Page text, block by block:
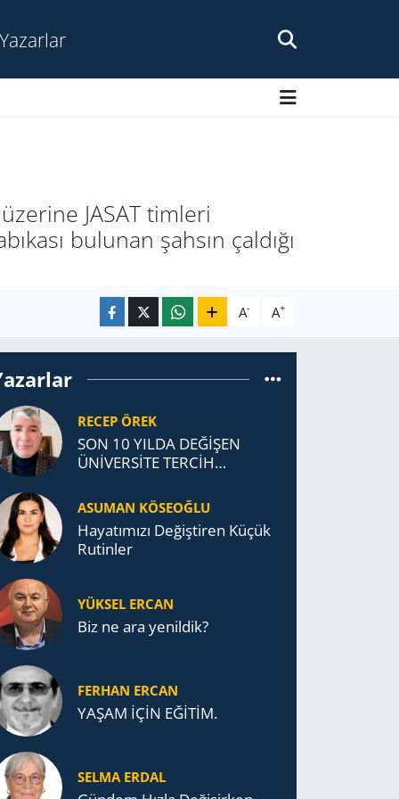
Yazarlar
JASAT timleri
bulunan şahsın çaldığı
A- A+
RECEP ÖREK
SON 10 YILDA DEĞİŞEN
ÜNİVERSİTE TERCİH
ASUMAN KÖSEOĞLU
Ha­ya­tı­mı­zı De­ğiş­ti­ren Küçük
Ru­tin­ler
YÜKSEL ERCAN
Biz ne ara yenildik?
FERHAN ERCAN
YAŞAM İÇİN EĞİTİM.
SELMA ERDAL